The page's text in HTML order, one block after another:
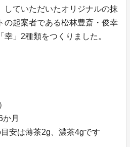
していただいたオリジナルの抹
の起案者である松林豊斎・俊幸
幸」2種類をつくりました。
月
安は薄茶2g、濃茶4gです